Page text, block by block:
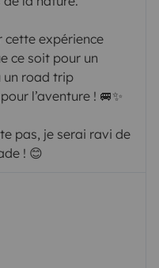
cette expérience
ce soit pour un
un road trip
l’aventure ! 🚐✨
pas, je serai ravi de
! 😊